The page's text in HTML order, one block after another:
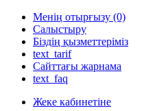
Менің отырғызу (0)
Салыстыру
Біздің қызметтеріміз
text_tarif
Сайттағы жарнама
text_faq
Жеке кабинетіне